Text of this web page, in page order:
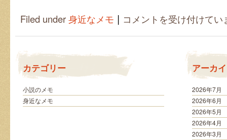
Filed under身近なメモ |
オ
リ
文
具
さ
れ
コメントを受け付けてい
カテゴリー
小説のメモ
身近なメモ
アーカ
2026年7月
2026年6月
2026年5月
2026年4月
2026年3月